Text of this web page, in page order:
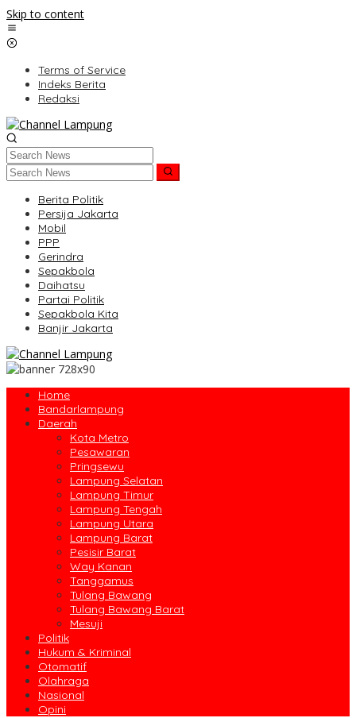
Skip to content
Terms of Service
Indeks Berita
Redaksi
Berita Politik
Persija Jakarta
Mobil
PPP
Gerindra
Sepakbola
Daihatsu
Partai Politik
Sepakbola Kita
Banjir Jakarta
Home
Bandarlampung
Daerah
Kota Metro
Pesawaran
Pringsewu
Lampung Selatan
Lampung Timur
Lampung Tengah
Lampung Utara
Lampung Barat
Pesisir Barat
Way Kanan
Tanggamus
Tulang Bawang
Tulang Bawang Barat
Mesuji
Politik
Hukum & Kriminal
Otomatif
Olahraga
Nasional
Opini